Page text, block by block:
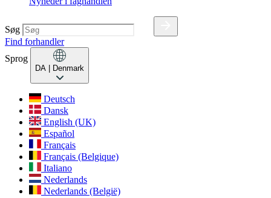
Søg
Find forhandler
Sprog
DA | Denmark
Deutsch
Dansk
English (UK)
Español
Français
Français (Belgique)
Italiano
Nederlands
Nederlands (België)